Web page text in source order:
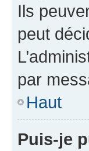
Ils
peut
par
Haut
Puis-je